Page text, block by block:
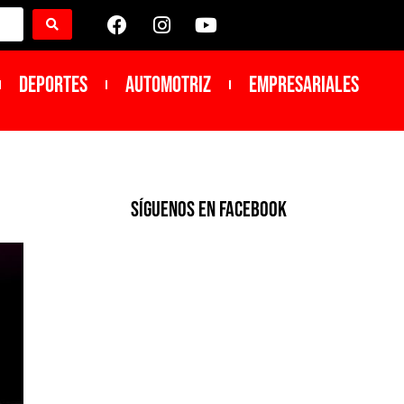
DEPORTES Automotriz Empresariales
SíGUENOS EN FACEBOOK